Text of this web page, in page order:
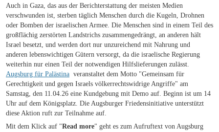
Auch in Gaza, das aus der Berichterstattung der meisten Medien
verschwunden ist, sterben täglich Menschen durch die Kugeln, Drohnen
oder Bomben der israelischen Armee. Die Menschen sind in einem Teil des
großflächig zerstörten Landstrichs zusammengedrängt, an anderen hält
Israel besetzt, und werden dort nur unzureichend mit Nahrung und
anderen lebenswichtigen Gütern versorgt, da die israelische Regierung
weiterhin nur einen Teil der notwendigen Hilfslieferungen zulässt.
Augsburg für Palästina veranstaltet dem Motto "Gemeinsam für
Gerechtigkeit und gegen Israels völkerrechtswidrige Angriffe" am
Samstag, den 11.04.26 eine Kundgebung mit Demo auf. Beginn ist um 14
Uhr auf dem Königsplatz. Die Augsburger Friedensinitiative unterstützt
diese Aktion ruft zur Teilnahme auf.
Mit dem Klick auf "Read more" geht es zum Aufruftext von Augsburg